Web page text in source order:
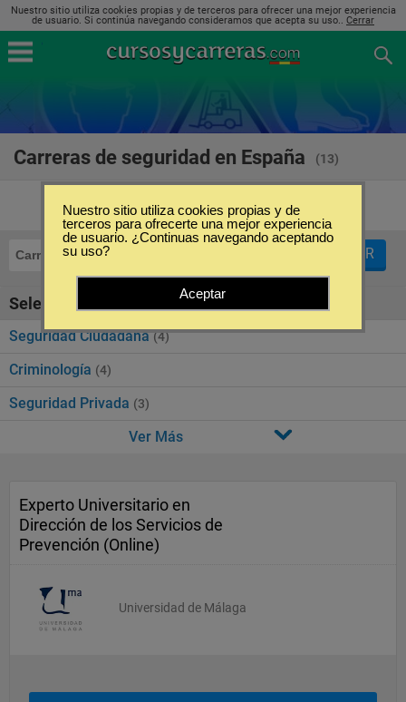
Nuestro sitio utiliza cookies propias y de terceros para ofrecer una mejor experiencia
de usuario. Si continúa navegando consideramos que acepta su uso.. Cerrar
Carreras de seguridad en España (13)
Carreras FILTRAR
Seleccione la SubCategoría de "Seguridad"
Seguridad Ciudadana (4)
Criminología (4)
Seguridad Privada (3)
Ver Más
Experto Universitario en
Dirección de los Servicios de
Prevención (Online)
Universidad de Málaga
Nuestro sitio utiliza cookies propias y de
terceros para ofrecerte una mejor experiencia
de usuario. ¿Continuas navegando aceptando
su uso?
Aceptar